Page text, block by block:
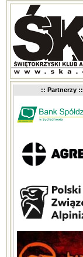
:: Partnerzy ::